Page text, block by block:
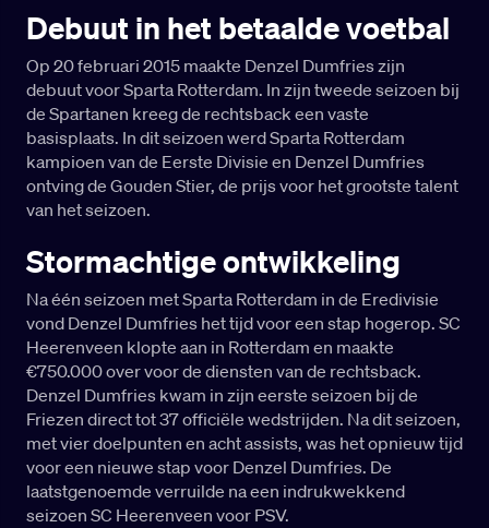
Debuut in het betaalde voetbal
Op 20 februari 2015 maakte Denzel Dumfries zijn
debuut voor Sparta Rotterdam. In zijn tweede seizoen bij
de Spartanen kreeg de rechtsback een vaste
basisplaats. In dit seizoen werd Sparta Rotterdam
kampioen van de Eerste Divisie en Denzel Dumfries
ontving de Gouden Stier, de prijs voor het grootste talent
van het seizoen.
Stormachtige ontwikkeling
Na één seizoen met Sparta Rotterdam in de Eredivisie
vond Denzel Dumfries het tijd voor een stap hogerop. SC
Heerenveen klopte aan in Rotterdam en maakte
€750.000 over voor de diensten van de rechtsback.
Denzel Dumfries kwam in zijn eerste seizoen bij de
Friezen direct tot 37 officiële wedstrijden. Na dit seizoen,
met vier doelpunten en acht assists, was het opnieuw tijd
voor een nieuwe stap voor Denzel Dumfries. De
laatstgenoemde verruilde na een indrukwekkend
seizoen SC Heerenveen voor PSV.